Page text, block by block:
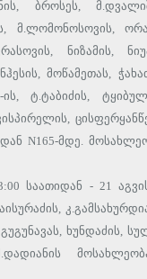
ბროსეს,
მ.ლომონოსოვის,
ნიზამის,
მოწამეთას,
ტ.ტაბიძის,
N165-მდე.
საათიდან - 21
ხუნდაძის,